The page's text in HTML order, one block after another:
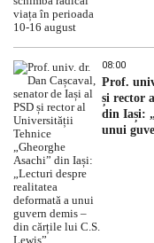
08:00
Prof.
și rector
din Iași:
unui